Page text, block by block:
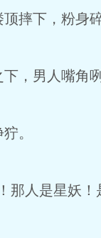
摔下，粉身碎
，男人嘴角
。
那人是星妖！